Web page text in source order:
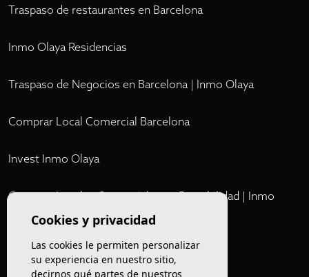
Traspaso de restaurantes en Barcelona
Inmo Olaya Residencias
Traspaso de Negocios en Barcelona | Inmo Olaya
Comprar Local Comercial Barcelona
Invest Inmo Olaya
Comprar Locales Comerciales en Rentabilidad | Inmo
OlayaCookies y privacidad
Las cookies le permiten personalizar
su experiencia en nuestro sitio,
decirnos qué partes de nuestros